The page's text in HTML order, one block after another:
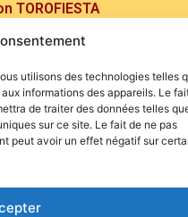
utilisons des technologies telles
informations des appareils. Le
de traiter des données telles
sur ce site. Le fait de ne pas
peut avoir un effet négatif sur
TOROFIESTA